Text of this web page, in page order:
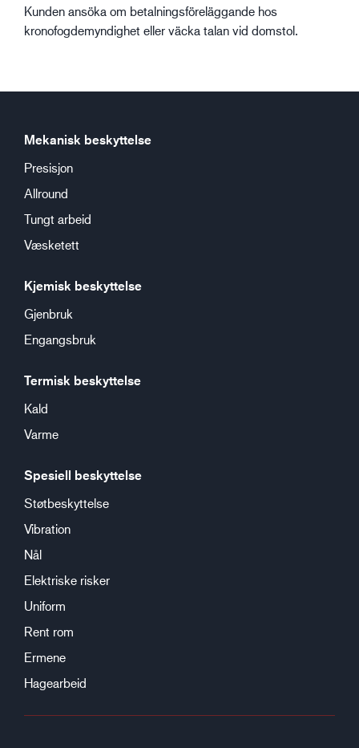
Kunden ansöka om betalningsföreläggande hos
kronofogdemyndighet eller väcka talan vid domstol.
Mekanisk beskyttelse
Presisjon
Allround
Tungt arbeid
Væsketett
Kjemisk beskyttelse
Gjenbruk
Engangsbruk
Termisk beskyttelse
Kald
Varme
Spesiell beskyttelse
Støtbeskyttelse
Vibration
Nål
Elektriske risker
Uniform
Rent rom
Ermene
Hagearbeid